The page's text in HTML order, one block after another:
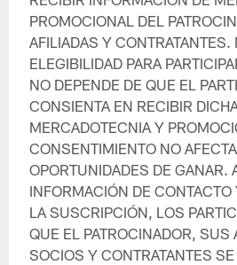
PROMOCIONAL DEL
AFILIADAS Y
ELEGIBILIDAD PARA
NO DEPENDE DE QUE EL
CONSIENTA EN RECIBIR
MERCADOTECNIA Y
CONSENTIMIENTO NO
OPORTUNIDADES DE GANAR.
INFORMACIÓN DE
LA SUSCRIPCIÓN, LOS
QUE EL PATROCINADOR, SUS
SOCIOS Y CONTRATANTES